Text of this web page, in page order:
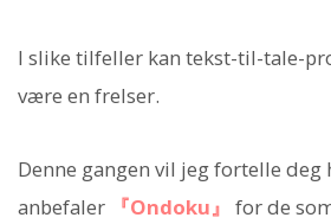
I slike tilfeller kan tekst-til-tale-
være en frelser.
Denne gangen vil jeg fortelle deg
anbefaler
『Ondoku』 for de